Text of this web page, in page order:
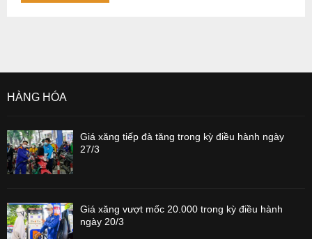
HÀNG HÓA
Giá xăng tiếp đà tăng trong kỳ điều hành ngày
27/3
Giá xăng vượt mốc 20.000 trong kỳ điều hành
ngày 20/3